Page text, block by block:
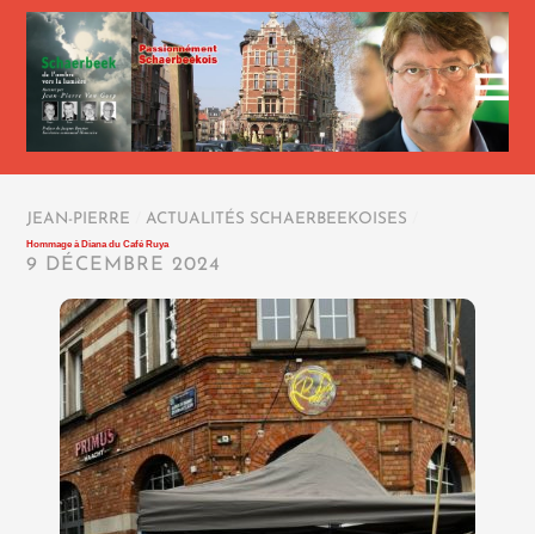
JEAN-PIERRE ACTUALITÉS SCHAERBEEKOISES
Hommage à Diana du Café Ruya
9 DÉCEMBRE 2024